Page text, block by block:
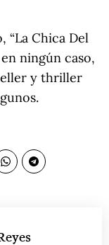
“La Chica Del
ningún caso,
y thriller